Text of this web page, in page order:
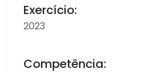
Exercício:
2023
Competência: